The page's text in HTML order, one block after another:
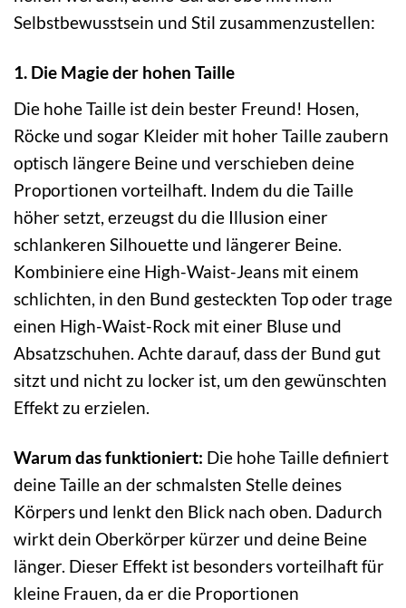
Selbstbewusstsein und Stil zusammenzustellen:
1. Die Magie der hohen Taille
Die hohe Taille ist dein bester Freund! Hosen,
Röcke und sogar Kleider mit hoher Taille zaubern
optisch längere Beine und verschieben deine
Proportionen vorteilhaft. Indem du die Taille
höher setzt, erzeugst du die Illusion einer
schlankeren Silhouette und längerer Beine.
Kombiniere eine High-Waist-Jeans mit einem
schlichten, in den Bund gesteckten Top oder trage
einen High-Waist-Rock mit einer Bluse und
Absatzschuhen. Achte darauf, dass der Bund gut
sitzt und nicht zu locker ist, um den gewünschten
Effekt zu erzielen.
Warum das funktioniert: Die hohe Taille definiert
deine Taille an der schmalsten Stelle deines
Körpers und lenkt den Blick nach oben. Dadurch
wirkt dein Oberkörper kürzer und deine Beine
länger. Dieser Effekt ist besonders vorteilhaft für
kleine Frauen, da er die Proportionen